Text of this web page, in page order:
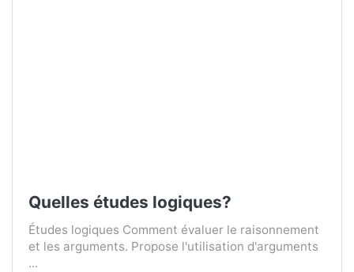
Quelles études logiques?
Études logiques Comment évaluer le raisonnement
et les arguments. Propose l'utilisation d'arguments
...